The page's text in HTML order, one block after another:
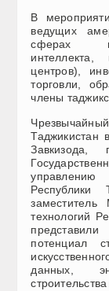
В
ведущих
сферах
центров),
торговли,
члены
Таджикистан
Завкизода,
технологий
потенциал
данных,